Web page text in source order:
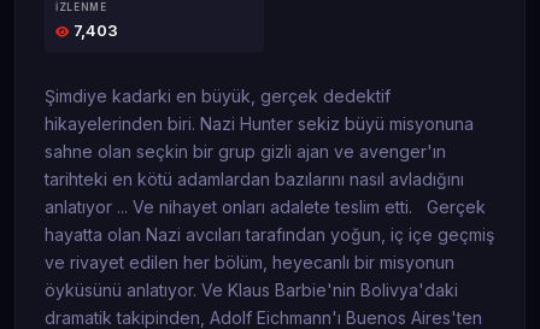
İZLENME
7,403
Şimdiye kadarki en büyük, gerçek dedektif
hikayelerinden biri. Nazi Hunter sekiz büyü misyonuna
sahne olan seçkin bir grup gizli ajan ve avenger'ın
tarihteki en kötü adamlardan bazılarını nasıl avladığını
anlatıyor ... Ve nihayet onları adalete teslim etti. Gerçek
hayatta olan Nazi avcıları tarafından yoğun, iç içe geçmiş
ve rivayet edilen her bölüm, heyecanlı bir misyonun
öyküsünü anlatıyor. Ve Klaus Barbie'nin Bolivya'daki
dramatik takipinden, Adolf Eichmann'ı Buenos Aires'ten